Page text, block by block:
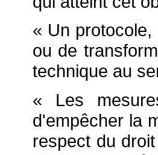
« Un
ou de
technique au
« Les
d'empêcher la
respect du